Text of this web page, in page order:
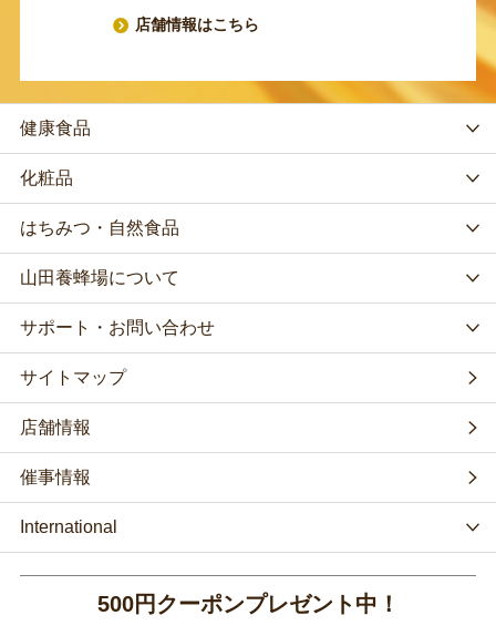
店舗情報はこちら
健康食品
化粧品
はちみつ・自然食品
山田養蜂場について
サポート・お問い合わせ
サイトマップ
店舗情報
催事情報
International
500円クーポンプレゼント中！